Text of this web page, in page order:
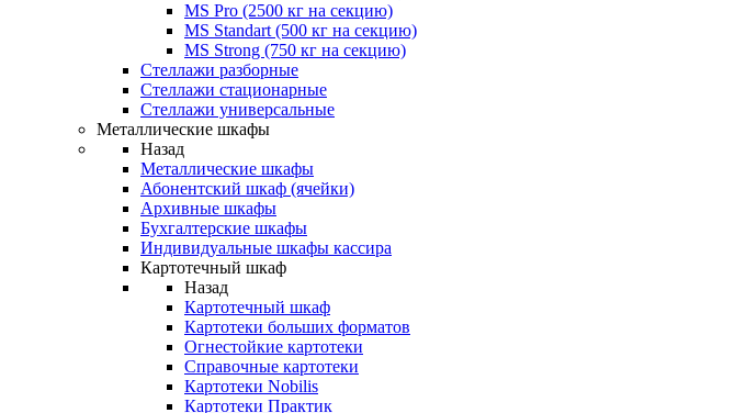
MS Pro (2500 кг на секцию)
MS Standart (500 кг на секцию)
MS Strong (750 кг на секцию)
Стеллажи разборные
Стеллажи стационарные
Стеллажи универсальные
Металлические шкафы
Назад
Металлические шкафы
Абонентский шкаф (ячейки)
Архивные шкафы
Бухгалтерские шкафы
Индивидуальные шкафы кассира
Картотечный шкаф
Назад
Картотечный шкаф
Картотеки больших форматов
Огнестойкие картотеки
Справочные картотеки
Картотеки Nobilis
Картотеки Практик